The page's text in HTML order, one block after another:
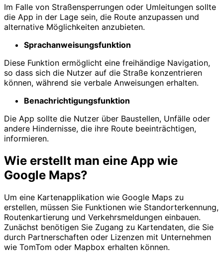
Im Falle von Straßensperrungen oder Umleitungen sollte
die App in der Lage sein, die Route anzupassen und
alternative Möglichkeiten anzubieten.
Sprachanweisungsfunktion
Diese Funktion ermöglicht eine freihändige Navigation,
so dass sich die Nutzer auf die Straße konzentrieren
können, während sie verbale Anweisungen erhalten.
Benachrichtigungsfunktion
Die App sollte die Nutzer über Baustellen, Unfälle oder
andere Hindernisse, die ihre Route beeinträchtigen,
informieren.
Wie erstellt man eine App wie
Google Maps?
Um eine Kartenapplikation wie Google Maps zu
erstellen, müssen Sie Funktionen wie Standorterkennung,
Routenkartierung und Verkehrsmeldungen einbauen.
Zunächst benötigen Sie Zugang zu Kartendaten, die Sie
durch Partnerschaften oder Lizenzen mit Unternehmen
wie TomTom oder Mapbox erhalten können.